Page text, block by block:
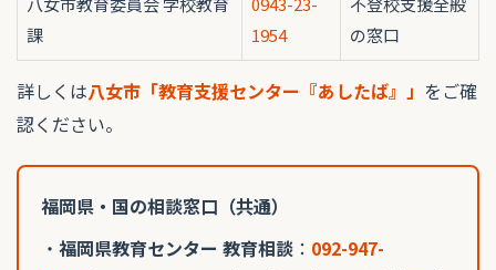
課
1954
の窓口
詳しくは八女市「教育支援センター『あしたば』」 をご確
認ください。
福岡県・国の相談窓口（共通）
・ 福岡県教育センター 教育相談 ： 092-947-